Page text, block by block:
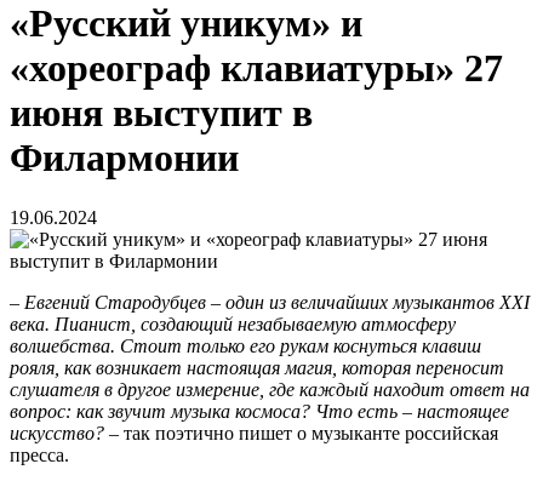
«Русский уникум» и
«хореограф клавиатуры» 27
июня выступит в
Филармонии
19.06.2024
– Евгений Стародубцев – один из величайших музыкантов XXI
века. Пианист, создающий незабываемую атмосферу
волшебства. Стоит только его рукам коснуться клавиш
рояля, как возникает настоящая магия, которая переносит
слушателя в другое измерение, где каждый находит ответ на
вопрос: как звучит музыка космоса? Что есть – настоящее
искусство? – так поэтично пишет о музыканте российская
пресса.